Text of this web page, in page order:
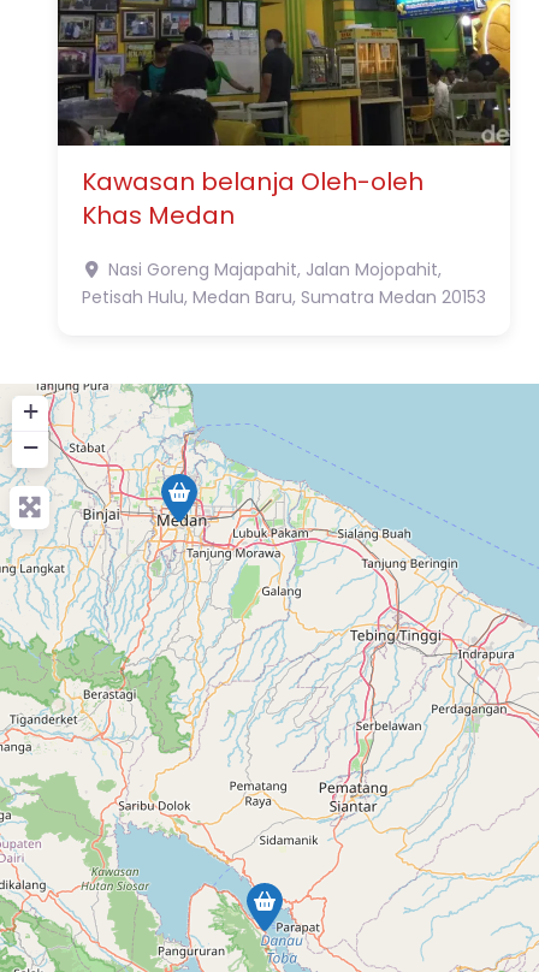
Kawasan belanja Oleh-oleh
Khas Medan
Nasi Goreng Majapahit, Jalan Mojopahit,
Petisah Hulu, Medan Baru, Sumatra Medan 20153
+
−